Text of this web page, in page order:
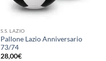
S.S. LAZIO
Pallone Lazio Anniversario
73/74
28,00€